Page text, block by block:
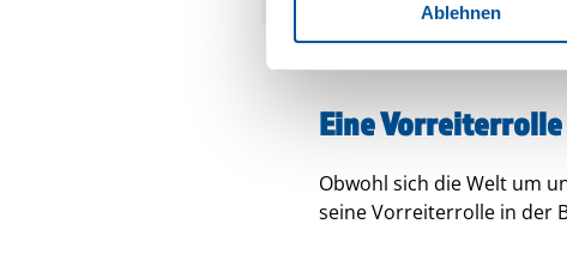
Ablehnen
Ein breites und
Eine Vorreiterrolle
Obwohl sich die Welt um
seine Vorreiterrolle in der